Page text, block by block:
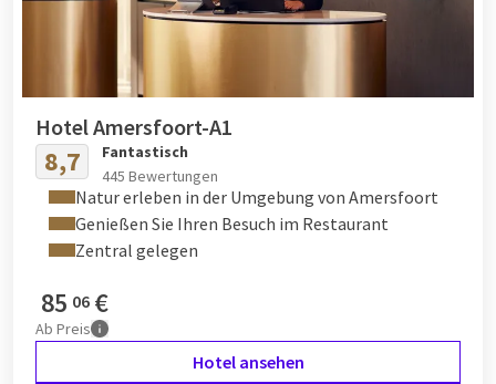
Hotel Amersfoort-A1
8,7
Fantastisch
445 Bewertungen
Natur erleben in der Umgebung von Amersfoort
Genießen Sie Ihren Besuch im Restaurant
Zentral gelegen
85 06 €
Ab Preis
Hotel ansehen